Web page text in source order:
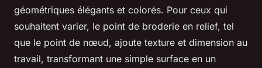
géométriques élégants et colorés. Pour ceux qui
souhaitent varier, le point de broderie en relief, tel
que le point de nœud, ajoute texture et dimension au
travail, transformant une simple surface en un